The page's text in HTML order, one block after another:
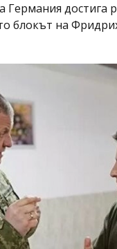
Германия достига
блокът на